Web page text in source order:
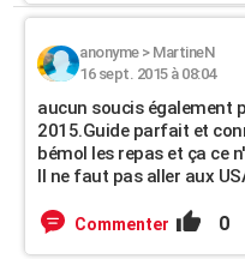
anonyme> MartineN
16 sept. 2015 à 08:04
aucun soucis également
2015.Guide parfait et
bémol les repas et ça ce
Il ne faut pas aller aux
Commenter 0